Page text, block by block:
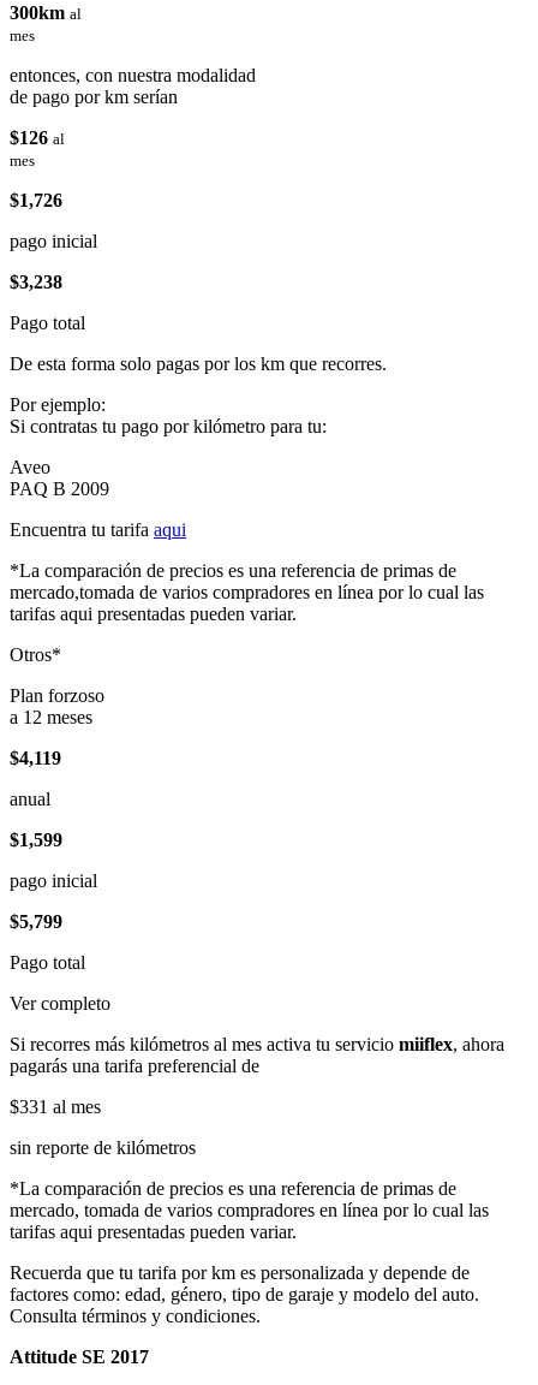
300km al
mes
entonces, con nuestra modalidad
de pago por km serían
$126 al
mes
$1,726
pago inicial
$3,238
Pago total
De esta forma solo pagas por los km que recorres.
Por ejemplo:
Si contratas tu pago por kilómetro para tu:
Aveo
PAQ B 2009
Encuentra tu tarifa aqui
*La comparación de precios es una referencia de primas de
mercado,tomada de varios compradores en línea por lo cual las
tarifas aqui presentadas pueden variar.
Otros*
Plan forzoso
a 12 meses
$4,119
anual
$1,599
pago inicial
$5,799
Pago total
Ver completo
Si recorres más kilómetros al mes activa tu servicio miiflex, ahora
pagarás una tarifa preferencial de
$331 al mes
sin reporte de kilómetros
*La comparación de precios es una referencia de primas de
mercado, tomada de varios compradores en línea por lo cual las
tarifas aqui presentadas pueden variar.
Recuerda que tu tarifa por km es personalizada y depende de
factores como: edad, género, tipo de garaje y modelo del auto.
Consulta términos y condiciones.
Attitude SE 2017